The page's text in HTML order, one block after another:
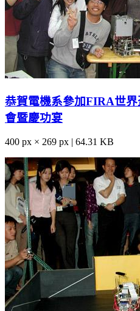
恭賀電機系參加FIRA世
會暨慶功宴
400 px × 269 px | 64.31 KB